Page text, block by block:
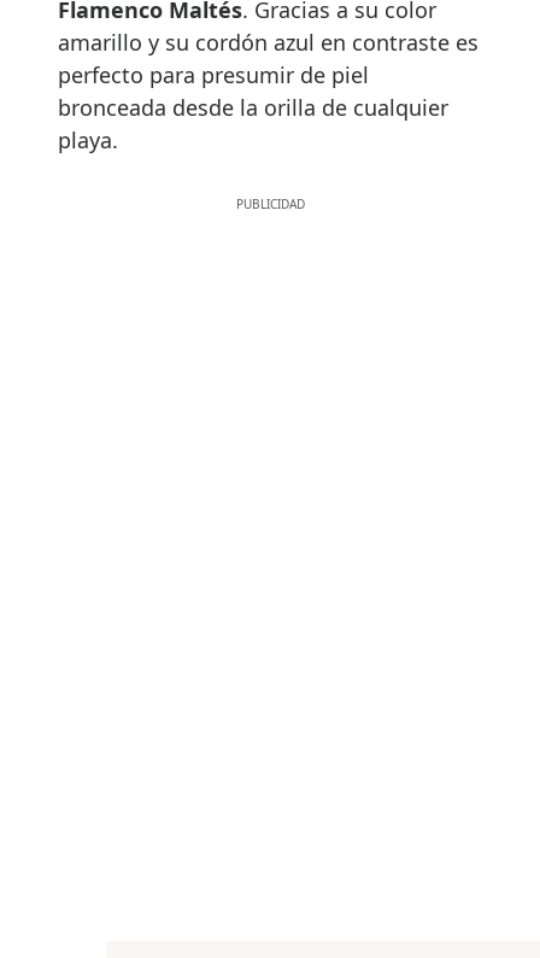
Flamenco Maltés. Gracias a su color
amarillo y su cordón azul en contraste es
perfecto para presumir de piel
bronceada desde la orilla de cualquier
playa.